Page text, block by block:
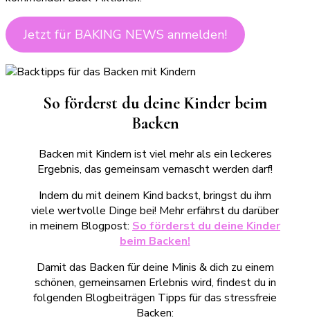
Jetzt für BAKING NEWS anmelden!
So förderst du deine Kinder beim
Backen
Backen mit Kindern ist viel mehr als ein leckeres
Ergebnis, das gemeinsam vernascht werden darf!
Indem du mit deinem Kind backst, bringst du ihm
viele wertvolle Dinge bei! Mehr erfährst du darüber
in meinem Blogpost: So förderst du deine Kinder
beim Backen!
Damit das Backen für deine Minis & dich zu einem
schönen, gemeinsamen Erlebnis wird, findest du in
folgenden Blogbeiträgen Tipps für das stressfreie
Backen: